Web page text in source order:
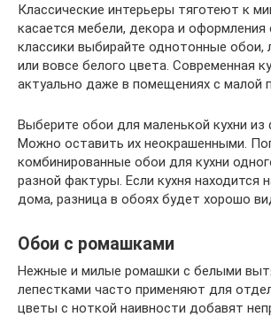
Классические интерьеры тяготеют к
касается мебели, декора и оформления
классики выбирайте однотонные обои,
или вовсе белого цвета. Современная
актуально даже в помещениях с малой
Выберите обои для маленькой кухни из
Можно оставить их неокрашенными.
комбинированные обои для кухни
разной фактуры. Если кухня находится
дома, разница в обоях будет хорошо
Обои с ромашками
Нежные и милые ромашки с белыми
лепестками часто применяют для
цветы с ноткой наивности добавят